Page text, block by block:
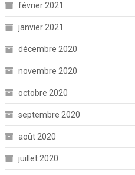
février 2021
janvier 2021
décembre 2020
novembre 2020
octobre 2020
septembre 2020
août 2020
juillet 2020